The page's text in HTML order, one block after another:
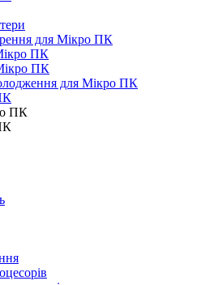
для Мікро ПК
ПК
ПК
для Мікро ПК
ПК